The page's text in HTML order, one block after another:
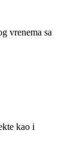
vrenema sa
kao i